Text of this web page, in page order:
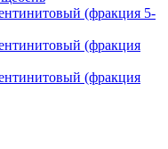
(фракция 5-
(фракция
(фракция